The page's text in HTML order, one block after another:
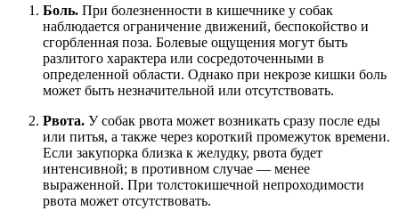
Боль. При болезненности в кишечнике у собак
наблюдается ограничение движений, беспокойство и
сгорбленная поза. Болевые ощущения могут быть
разлитого характера или сосредоточенными в
определенной области. Однако при некрозе кишки боль
может быть незначительной или отсутствовать.
Рвота. У собак рвота может возникать сразу после еды
или питья, а также через короткий промежуток времени.
Если закупорка близка к желудку, рвота будет
интенсивной; в противном случае — менее
выраженной. При толстокишечной непроходимости
рвота может отсутствовать.